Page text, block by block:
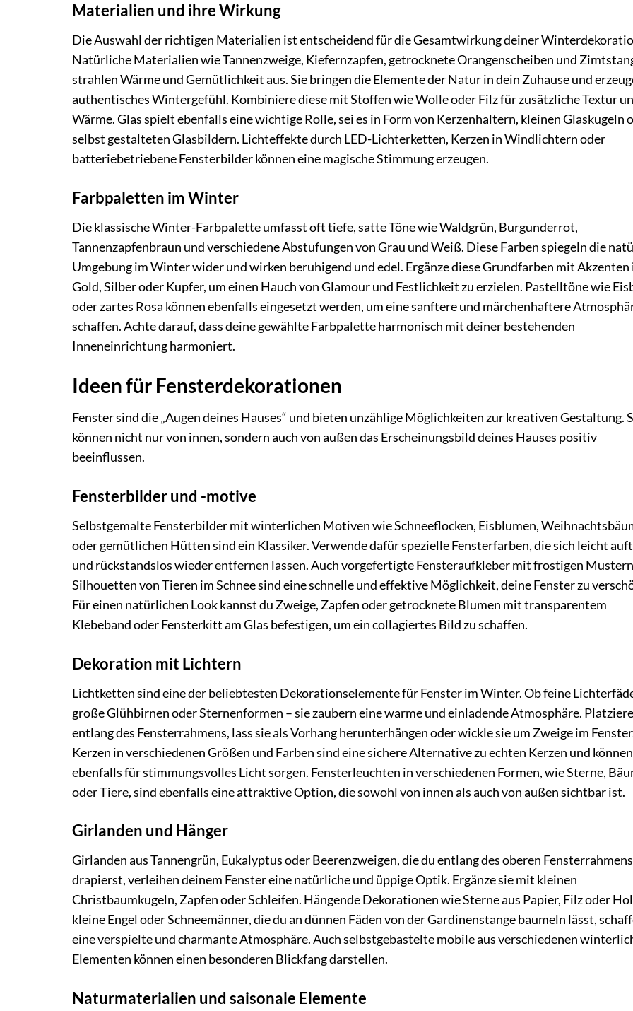
Materialien und ihre Wirkung
Die Auswahl der richtigen Materialien ist entscheidend für die Gesamtwirkung deiner
Natürliche Materialien wie Tannenzweige, Kiefernzapfen, getrocknete Orangenscheiben und
strahlen Wärme und Gemütlichkeit aus. Sie bringen die Elemente der Natur in dein Zuhause und
authentisches Wintergefühl. Kombiniere diese mit Stoffen wie Wolle oder Filz für zusätzliche Textur
Wärme. Glas spielt ebenfalls eine wichtige Rolle, sei es in Form von Kerzenhaltern, kleinen Glaskugeln
selbst gestalteten Glasbildern. Lichteffekte durch LED-Lichterketten, Kerzen in Windlichtern oder
batteriebetriebene Fensterbilder können eine magische Stimmung erzeugen.
Farbpaletten im Winter
Die klassische Winter-Farbpalette umfasst oft tiefe, satte Töne wie Waldgrün, Burgunderrot,
Tannenzapfenbraun und verschiedene Abstufungen von Grau und Weiß. Diese Farben spiegeln die
Umgebung im Winter wider und wirken beruhigend und edel. Ergänze diese Grundfarben mit Akzenten
Gold, Silber oder Kupfer, um einen Hauch von Glamour und Festlichkeit zu erzielen. Pastelltöne wie
oder zartes Rosa können ebenfalls eingesetzt werden, um eine sanftere und märchenhaftere
schaffen. Achte darauf, dass deine gewählte Farbpalette harmonisch mit deiner bestehenden
Inneneinrichtung harmoniert.
Ideen für Fensterdekorationen
Fenster sind die „Augen deines Hauses“ und bieten unzählige Möglichkeiten zur kreativen Gestaltung.
können nicht nur von innen, sondern auch von außen das Erscheinungsbild deines Hauses positiv
beeinflussen.
Fensterbilder und -motive
Selbstgemalte Fensterbilder mit winterlichen Motiven wie Schneeflocken, Eisblumen,
oder gemütlichen Hütten sind ein Klassiker. Verwende dafür spezielle Fensterfarben, die sich leicht
und rückstandslos wieder entfernen lassen. Auch vorgefertigte Fensteraufkleber mit frostigen
Silhouetten von Tieren im Schnee sind eine schnelle und effektive Möglichkeit, deine Fenster zu
Für einen natürlichen Look kannst du Zweige, Zapfen oder getrocknete Blumen mit transparentem
Klebeband oder Fensterkitt am Glas befestigen, um ein collagiertes Bild zu schaffen.
Dekoration mit Lichtern
Lichtketten sind eine der beliebtesten Dekorationselemente für Fenster im Winter. Ob feine
große Glühbirnen oder Sternenformen – sie zaubern eine warme und einladende Atmosphäre.
entlang des Fensterrahmens, lass sie als Vorhang herunterhängen oder wickle sie um Zweige im
Kerzen in verschiedenen Größen und Farben sind eine sichere Alternative zu echten Kerzen und können
ebenfalls für stimmungsvolles Licht sorgen. Fensterleuchten in verschiedenen Formen, wie Sterne,
oder Tiere, sind ebenfalls eine attraktive Option, die sowohl von innen als auch von außen sichtbar ist.
Girlanden und Hänger
Girlanden aus Tannengrün, Eukalyptus oder Beerenzweigen, die du entlang des oberen Fensterrahmens
drapierst, verleihen deinem Fenster eine natürliche und üppige Optik. Ergänze sie mit kleinen
Christbaumkugeln, Zapfen oder Schleifen. Hängende Dekorationen wie Sterne aus Papier, Filz oder
kleine Engel oder Schneemänner, die du an dünnen Fäden von der Gardinenstange baumeln lässt,
eine verspielte und charmante Atmosphäre. Auch selbstgebastelte mobile aus verschiedenen
Elementen können einen besonderen Blickfang darstellen.
Naturmaterialien und saisonale Elemente